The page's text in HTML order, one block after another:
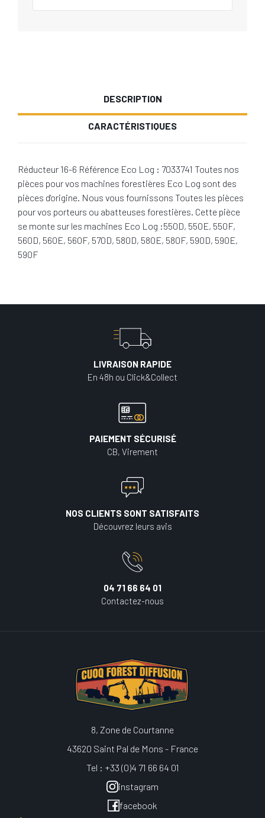
DESCRIPTION
CARACTÉRISTIQUES
Réducteur 16-6 Référence Eco Log : 7033741 Toutes nos
pièces pour vos machines forestières Eco Log sont des
pièces d'origine. Nous vous fournissons Toutes les pièces
pour vos porteurs ou abatteuses forestières. Cette pièce
se monte sur les machines Eco Log :550D, 550E, 550F,
560D, 560E, 560F, 570D, 580D, 580E, 580F, 590D, 590E,
590F
LIVRAISON RAPIDE
En 48h ou Click&Collect
PAIEMENT SÉCURISÉ
CB, Virement
NOS CLIENTS SONT SATISFAITS
Découvrez leurs avis
04 71 66 64 01
Contactez-nous
8, Zone de Courtanne
43620 Saint Pal de Mons - France
Tel : +33 (0)4 71 66 64 01
instagram
facebook